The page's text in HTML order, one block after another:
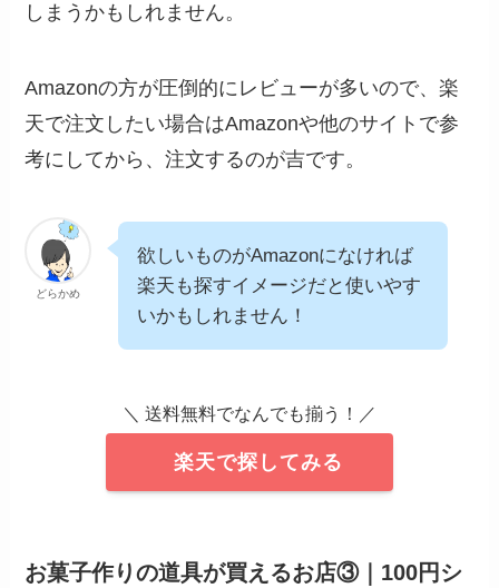
しまうかもしれません。
Amazonの方が圧倒的にレビューが多いので、楽
天で注文したい場合はAmazonや他のサイトで参
考にしてから、注文するのが吉です。
どらかめ
欲しいものがAmazonになければ
楽天も探すイメージだと使いやす
いかもしれません！
＼ 送料無料でなんでも揃う！／
楽天で探してみる
お菓子作りの道具が買えるお店③｜ 100円シ